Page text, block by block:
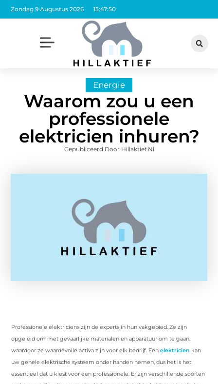
Zondag 9 Augustus 2026 15:47:51
Energie
Waarom zou u een
professionele
elektricien inhuren?
Gepubliceerd Door Hillaktief.nl
Professionele elektriciens zijn de experts in hun vakgebied. Ze zijn
opgeleid om met gevaarlijke materialen en apparatuur om te gaan,
waardoor ze waardevolle activa zijn voor elk bedrijf. Eenelektricien kan
uw gehele elektrische systeem onder handen nemen, dus het is het
essentieel dat u kiest voor een professionele. Er zijn verschillende soorten